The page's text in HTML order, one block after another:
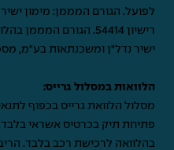
רישיון 54414. הגורם
ישיר נדל"ן ומשכנתאות בע"מ, מספר
הלוואות במסלול גרייס:
מסלול הלוואת גרייס בכפוף
פתיחת תיק בכרטיס אשראי
בהלוואה לרכישת רכב בלבד.